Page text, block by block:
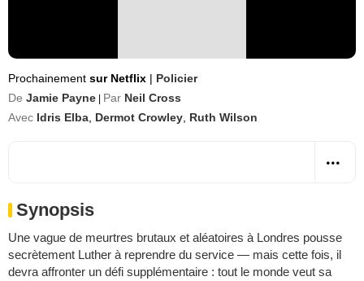
Prochainement sur Netflix | Policier
De Jamie Payne Par Neil Cross
Avec Idris Elba Dermot Crowley Ruth Wilson
Synopsis
Une vague de meurtres brutaux et aléatoires à Londres pousse
secrètement Luther à reprendre du service — mais cette fois, il
devra affronter un défi supplémentaire : tout le monde veut sa